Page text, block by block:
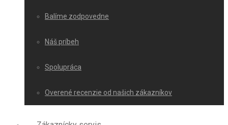
Balíme zodpovedne
Náš príbeh
Spolupráca
Overené recenzie od našich zákazníkov